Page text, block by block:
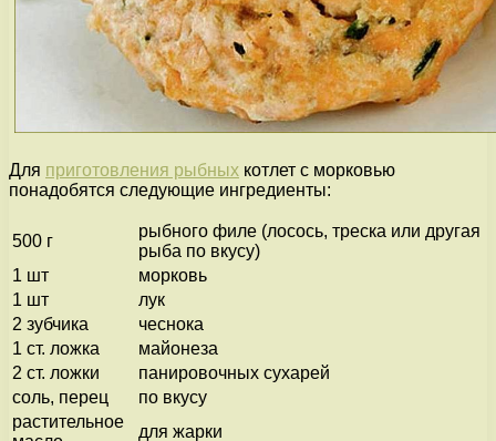
Для приготовления рыбных котлет с морковью
понадобятся следующие ингредиенты:
500 г
рыбного филе (лосось, треска или другая
рыба по вкусу)
1 шт
морковь
1 шт
лук
2 зубчика
чеснока
1 ст. ложка
майонеза
2 ст. ложки
панировочных сухарей
соль, перец
по вкусу
растительное
для жарки